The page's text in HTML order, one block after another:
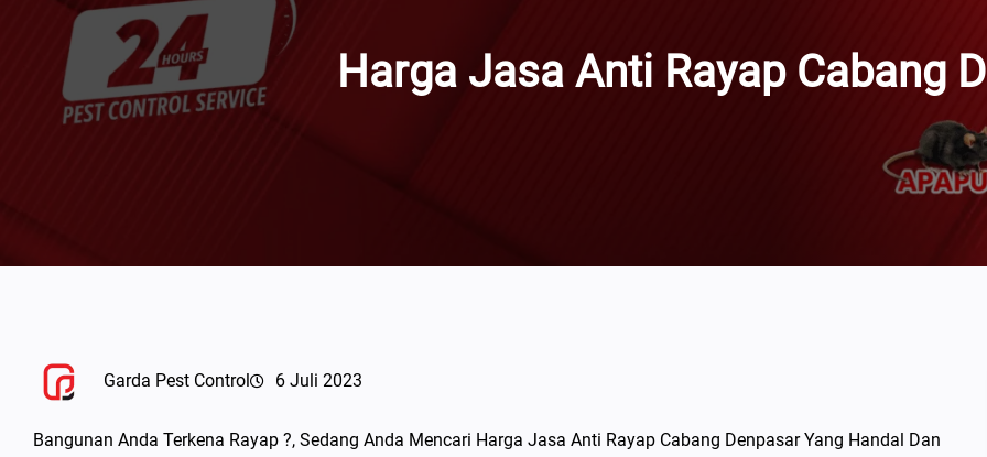
Harga Jasa Anti Rayap Cabang
Garda Pest Control 6 Juli 2023
Bangunan Anda Terkena Rayap ?, Sedang Anda Mencari Harga Jasa Anti Rayap Cabang Denpasar Yang Handal Dan